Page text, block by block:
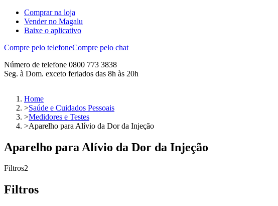
Comprar na loja
Vender no Magalu
Baixe o aplicativo
Compre pelo telefoneCompre pelo chat
Número de telefone 0800 773 3838
Seg. à Dom. exceto feriados das 8h às 20h
Home
>Saúde e Cuidados Pessoais
>Medidores e Testes
>Aparelho para Alívio da Dor da Injeção
Aparelho para Alívio da Dor da Injeção
Filtros2
Filtros